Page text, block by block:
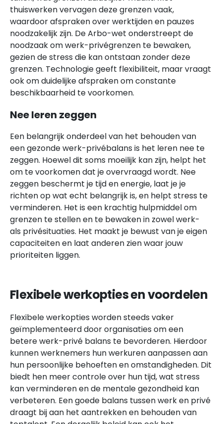
thuiswerken vervagen deze grenzen vaak,
waardoor afspraken over werktijden en pauzes
noodzakelijk zijn. De Arbo-wet onderstreept de
noodzaak om werk-privégrenzen te bewaken,
gezien de stress die kan ontstaan zonder deze
grenzen. Technologie geeft flexibiliteit, maar vraagt
ook om duidelijke afspraken om constante
beschikbaarheid te voorkomen.
Nee leren zeggen
Een belangrijk onderdeel van het behouden van
een gezonde werk-privébalans is het leren nee te
zeggen. Hoewel dit soms moeilijk kan zijn, helpt het
om te voorkomen dat je overvraagd wordt. Nee
zeggen beschermt je tijd en energie, laat je je
richten op wat echt belangrijk is, en helpt stress te
verminderen. Het is een krachtig hulpmiddel om
grenzen te stellen en te bewaken in zowel werk-
als privésituaties. Het maakt je bewust van je eigen
capaciteiten en laat anderen zien waar jouw
prioriteiten liggen.
Flexibele werkopties en voordelen
Flexibele werkopties worden steeds vaker
geïmplementeerd door organisaties om een
betere werk-privé balans te bevorderen. Hierdoor
kunnen werknemers hun werkuren aanpassen aan
hun persoonlijke behoeften en omstandigheden. Dit
biedt hen meer controle over hun tijd, wat stress
kan verminderen en de mentale gezondheid kan
verbeteren. Een goede balans tussen werk en privé
draagt bij aan het aantrekken en behouden van